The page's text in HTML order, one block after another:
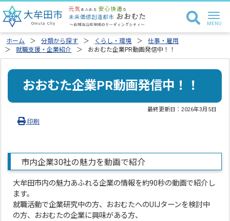
ホーム 分類から探す くらし・環境
仕事・雇用
就職支援・企業紹介
おおむた企業PR動画発信中！！
おおむた企業PR動画発信中！！
最終更新日：2026年3月5日
印刷
市内企業30社の魅力を動画で紹介
大牟田市内の魅力あふれる企業の情報を約90秒の動画で紹介し
ます。
就職活動で企業研究中の方、おおむたへのUIJターンを検討中
の方、おおむたの企業に興味がある方、